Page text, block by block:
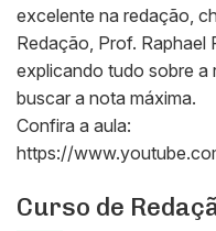
excelente na redação,
Redação, Prof.
explicando tudo sobre a
buscar a nota máxima.
Confira a aula:
https://
Curso de